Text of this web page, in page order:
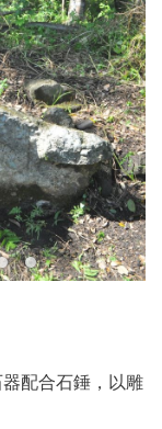
配合石錘，以雕